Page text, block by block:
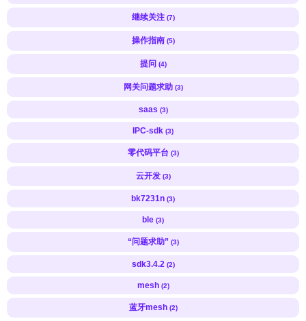
继续关注 (7)
操作指南 (5)
提问 (4)
网关问题求助 (3)
saas (3)
IPC-sdk (3)
零代码平台 (3)
云开发 (3)
bk7231n (3)
ble (3)
“问题求助” (3)
sdk3.4.2 (2)
mesh (2)
蓝牙mesh (2)